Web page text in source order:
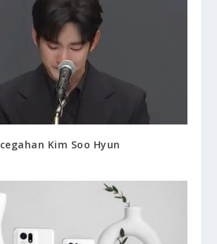
Kim Soo Hyun